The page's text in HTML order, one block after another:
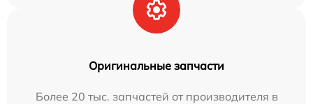
Оригинальные запчасти
Более 20 тыс. запчастей от производителя в